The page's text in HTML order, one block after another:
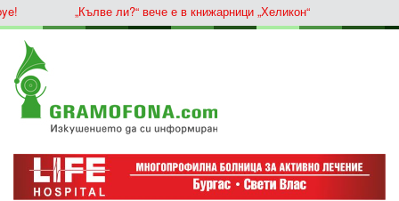
„Кълве ли?“ вече е в книжарници „Хеликон“